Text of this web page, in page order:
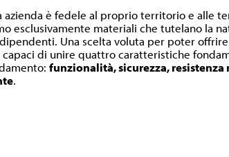
azienda è fedele al proprio territorio e alle
esclusivamente materiali che tutelano la
Una scelta voluta per poter offrire
capaci di unire quattro caratteristiche
funzionalità, sicurezza,
.